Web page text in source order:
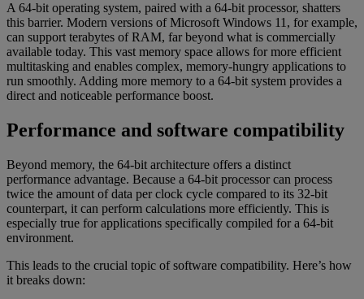
A 64-bit operating system, paired with a 64-bit processor, shatters
this barrier. Modern versions of Microsoft Windows 11, for example,
can support terabytes of RAM, far beyond what is commercially
available today. This vast memory space allows for more efficient
multitasking and enables complex, memory-hungry applications to
run smoothly. Adding more memory to a 64-bit system provides a
direct and noticeable performance boost.
Performance and software compatibility
Beyond memory, the 64-bit architecture offers a distinct
performance advantage. Because a 64-bit processor can process
twice the amount of data per clock cycle compared to its 32-bit
counterpart, it can perform calculations more efficiently. This is
especially true for applications specifically compiled for a 64-bit
environment.
This leads to the crucial topic of software compatibility. Here’s how
it breaks down: